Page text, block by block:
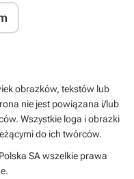
amunicji do sytuacji
obrazków, tekstów lub
nie jest powiązana i/lub
Wszystkie loga i obrazki
do ich twórców.
SA wszelkie prawa